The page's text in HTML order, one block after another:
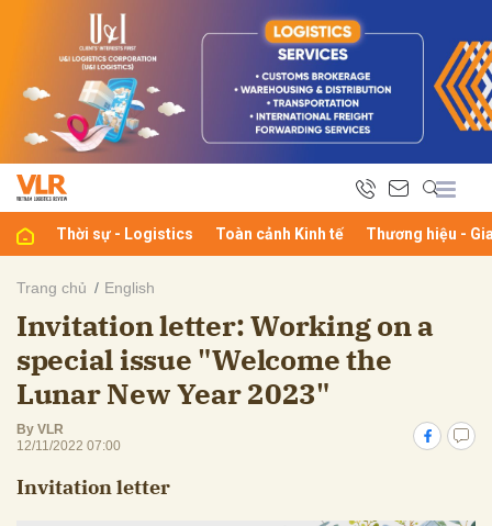
Thời sự - Logistics Toàn cảnh Kinh tế Thương hiệu -
Trang chủ English
Invitation letter: Working on a
special issue "Welcome the
Lunar New Year 2023"
By VLR
12/11/2022 07:00
Invitation letter
luận
Hủy